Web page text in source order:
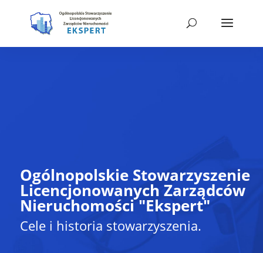
Ogólnopolskie Stowarzyszenie
Licencjonowanych Zarządców
Nieruchomości "Ekspert"
Cele i historia stowarzyszenia.